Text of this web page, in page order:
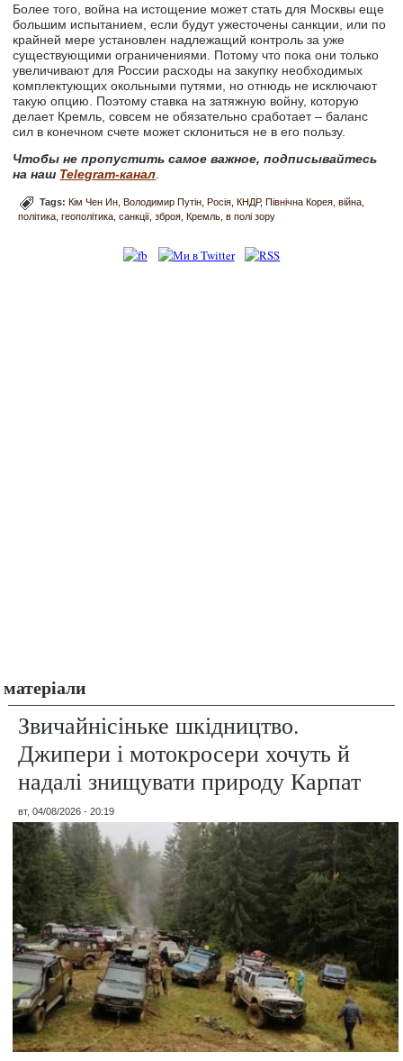
Более того, война на истощение может стать для Москвы еще
большим испытанием, если будут ужесточены санкции, или по
крайней мере установлен надлежащий контроль за уже
существующими ограничениями. Потому что пока они только
увеличивают для России расходы на закупку необходимых
комплектующих окольными путями, но отнюдь не исключают
такую опцию. Поэтому ставка на затяжную войну, которую
делает Кремль, совсем не обязательно сработает – баланс
сил в конечном счете может склониться не в его пользу.
Чтобы не пропустить самое важное, подписывайтесь
на наш Telegram-канал
Tags:Кім Чен Ин Володимир Путін Росія КНДР Північна Корея війна
політика геополітика санкції зброя Кремль в полі зору
матеріали
Звичайнісіньке шкідництво.
Джипери і мотокросери хочуть й
надалі знищувати природу Карпат
вт, 04/08/2026 - 20:19